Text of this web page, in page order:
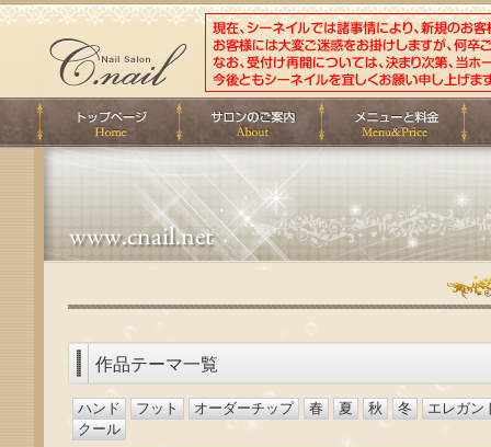
作品テーマ一覧
ハンド フット オーダーチップ 春 夏 秋 冬
エレガン
クール